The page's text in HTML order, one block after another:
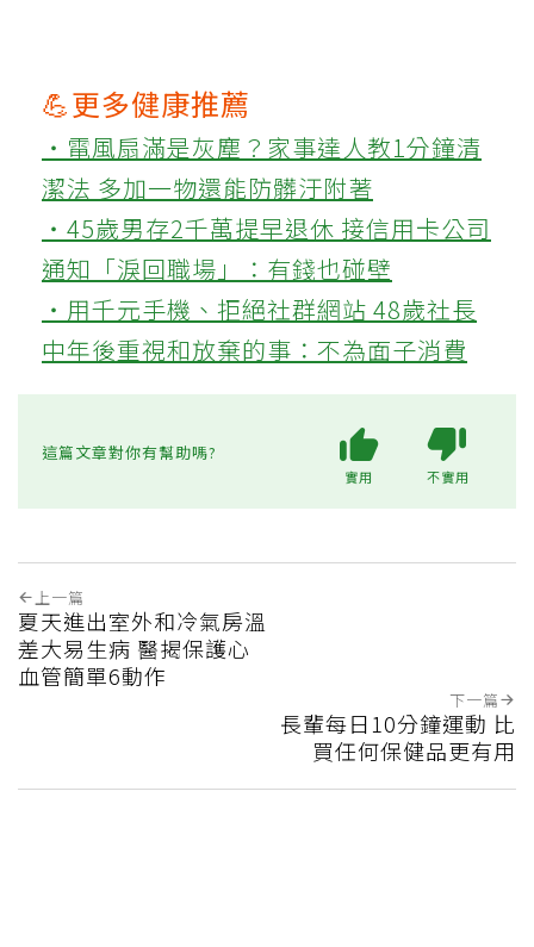
💪更多健康推薦
‧電風扇滿是灰塵？家事達人教1分鐘清
潔法 多加一物還能防髒汙附著
‧45歲男存2千萬提早退休 接信用卡公司
通知「淚回職場」：有錢也碰壁
‧用千元手機、拒絕社群網站 48歲社長
中年後重視和放棄的事：不為面子消費
這篇文章對你有幫助嗎?
實用 不實用
上一篇
夏天進出室外和冷氣房溫
差大易生病 醫揭保護心
血管簡單6動作
下一篇
長輩每日10分鐘運動 比
買任何保健品更有用